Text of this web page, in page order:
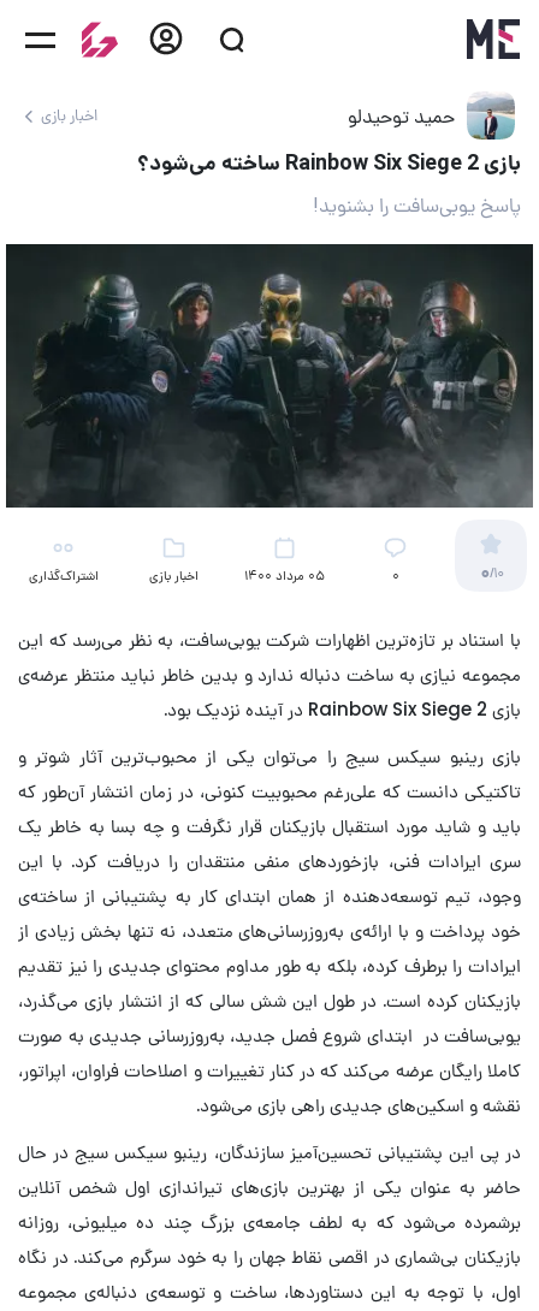
حمید توحیدلو اخبار بازی
بازی Rainbow Six Siege 2 ساخته می‌شود؟
پاسخ یوبی‌سافت را بشنوید!
0/10 ۰ 05 مرداد 1400 اخبار بازی اشتراک‌گذاری
با استناد بر تازه‌ترین اظهارات شرکت یوبی‌سافت، به نظر می‌رسد که این
مجموعه نیازی به ساخت دنباله ندارد و بدین خاطر نباید منتظر عرضه‌ی
بازی Rainbow Six Siege 2 در آینده نزدیک بود.
بازی رینبو سیکس سیج را می‌توان یکی از محبوب‌ترین آثار شوتر و
تاکتیکی دانست که علی‌رغم محبوبیت کنونی، در زمان انتشار آن‌طور که
باید و شاید مورد استقبال بازیکنان قرار نگرفت و چه بسا به خاطر یک
سری ایرادات فنی، بازخوردهای منفی منتقدان را دریافت کرد. با این
وجود، تیم توسعه‌دهنده از همان ابتدای کار به پشتیبانی از ساخته‌ی
خود پرداخت و با ارائه‌ی به‌روزرسانی‌های متعدد، نه تنها بخش زیادی از
ایرادات را برطرف کرده، بلکه به طور مداوم محتوای جدیدی را نیز تقدیم
بازیکنان کرده است. در طول این شش سالی که از انتشار بازی می‌گذرد،
یوبی‌سافت در ابتدای شروع فصل جدید، به‌روزرسانی جدیدی به صورت
کاملا رایگان عرضه می‌کند که در کنار تغییرات و اصلاحات فراوان، اپراتور،
نقشه و اسکین‌های جدیدی راهی بازی می‌شود.
در پی این پشتیبانی تحسین‌آمیز سازندگان، رینبو سیکس سیج در حال
حاضر به عنوان یکی از بهترین بازی‌های تیراندازی اول شخص آنلاین
برشمرده می‌شود که به لطف جامعه‌ی بزرگ چند ده میلیونی، روزانه
بازیکنان بی‌شماری در اقصی نقاط جهان را به خود سرگرم می‌کند. در نگاه
اول، با توجه به این دستاوردها، ساخت و توسعه‌ی دنباله‌ی مجموعه